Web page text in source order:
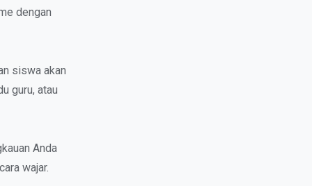
dengan
siswa akan
guru, atau
Anda
wajar.